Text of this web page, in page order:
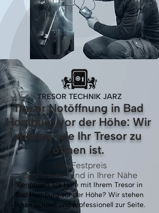
Tresor Notöffnung in Bad
Homburg vor der Höhe: Wir
wissen, wie Ihr Tresor zu
öffnen ist.
zum Festpreis
Bundesweit und in Ihrer Nähe
Benötigen Sie Hilfe mit Ihrem Tresor in
Bad Homburg vor der Höhe? Wir stehen
Ihnen schnell und professionell zur Seite.
TRESOR TECHNIK JARZ